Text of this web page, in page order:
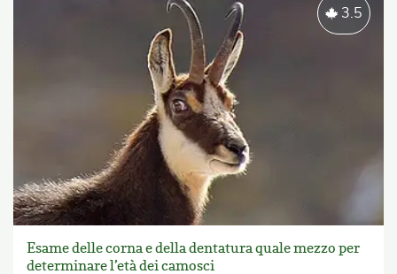
Esame delle corna e della dentatura quale mezzo per
determinare l’età dei camosci
3.5